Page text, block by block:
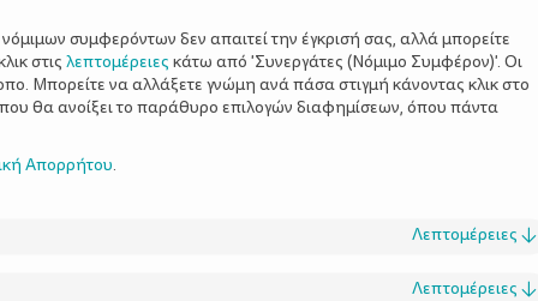
συμφερόντων δεν απαιτεί την έγκρισή σας, αλλά μπορείτε
στις λεπτομέρειες κάτω από 'Συνεργάτες (Νόμιμο Συμφέρον)'. Οι
Μπορείτε να αλλάξετε γνώμη ανά πάσα στιγμή κάνοντας κλικ στο
που θα ανοίξει το παράθυρο επιλογών διαφημίσεων, όπου πάντα
Απορρήτου.
Λεπτομέρειες ↓
Λεπτομέρειες ↓